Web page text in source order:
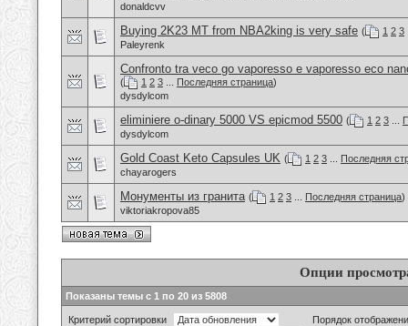
donaldcvv
Buying 2K23 MT from NBA2king is very safe ( 1 2 3
Paleyrenk
Confronto tra veco go vaporesso e vaporesso eco
( 1 2 3 Последняя страница)
dysdylcom
eliminiere o-dinary 5000 VS epicmod 5500 ( 1 2 3
dysdylcom
Gold Coast Keto Capsules UK ( 1 2 3
Последняя
chayarogers
Монументы из гранита ( 1 2 3 Последняя страница)
viktoriakropova85
Опции
Показаны темы с 1 по 20 из 5808
Критерий сортировки
Порядок